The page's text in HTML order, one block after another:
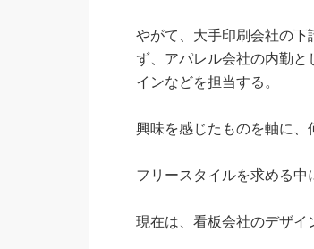
やがて、大手印刷会社の
ず、アパレル会社の内勤
インなどを担当する。
興味を感じたものを軸に、
フリースタイルを求める中
現在は、看板会社のデザイ